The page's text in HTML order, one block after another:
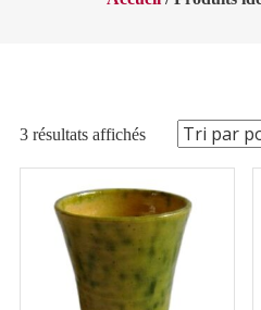
3 résultats affichésTrié
par
popularité